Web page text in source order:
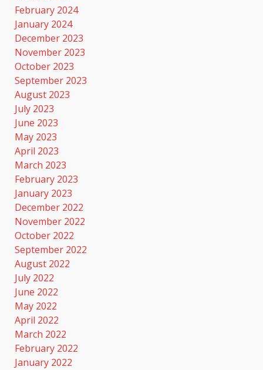
February 2024
January 2024
December 2023
November 2023
October 2023
September 2023
August 2023
July 2023
June 2023
May 2023
April 2023
March 2023
February 2023
January 2023
December 2022
November 2022
October 2022
September 2022
August 2022
July 2022
June 2022
May 2022
April 2022
March 2022
February 2022
January 2022